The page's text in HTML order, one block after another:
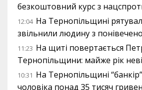
безкоштовний курс з
12:04 На Тернопільщині
звільнили людину з
11:23 На щиті повертається
Тернопільщини: майже рік
10:31 На Тернопільщині
чоловіка понад 35 тисяч